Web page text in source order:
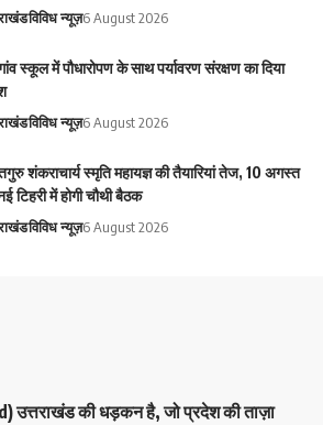
विविध न्यूज़6 August 2026
स्कूल में पौधारोपण के साथ पर्यावरण संरक्षण का दिया
विविध न्यूज़6 August 2026
शंकराचार्य स्मृति महायज्ञ की तैयारियां तेज, 10 अगस्त
टिहरी में होगी चौथी बैठक
विविध न्यूज़6 August 2026
उत्तराखंड की धड़कन है, जो प्रदेश की ताज़ा